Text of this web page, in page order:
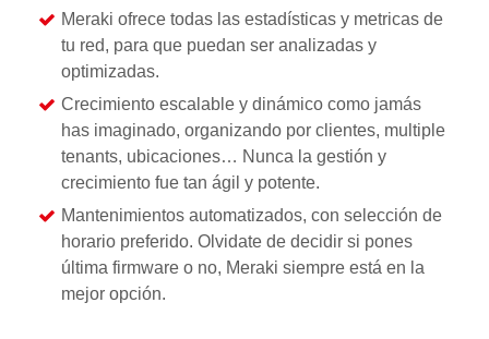
Meraki ofrece todas las estadísticas y metricas de
tu red, para que puedan ser analizadas y
optimizadas.
Crecimiento escalable y dinámico como jamás
has imaginado, organizando por clientes, multiple
tenants, ubicaciones… Nunca la gestión y
crecimiento fue tan ágil y potente.
Mantenimientos automatizados, con selección de
horario preferido. Olvidate de decidir si pones
última firmware o no, Meraki siempre está en la
mejor opción.